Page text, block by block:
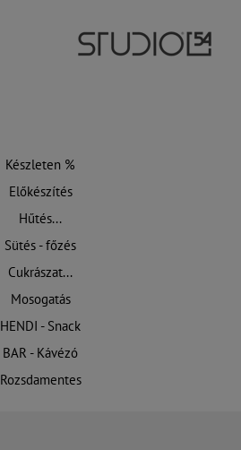
Készleten %
Előkészítés
Hűtés...
Sütés - főzés
Cukrászat...
Mosogatás
HENDI - Snack
BAR - Kávézó
Rozsdamentes